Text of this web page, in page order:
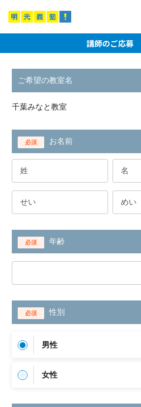
講師のご応募
ご希望の教室名
千葉みなと教室
必須 お名前
必須 年齢
必須 性別
男性
女性